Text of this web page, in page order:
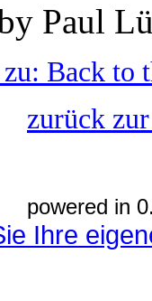
Paul
Back to
zurück
powered in
Ihre